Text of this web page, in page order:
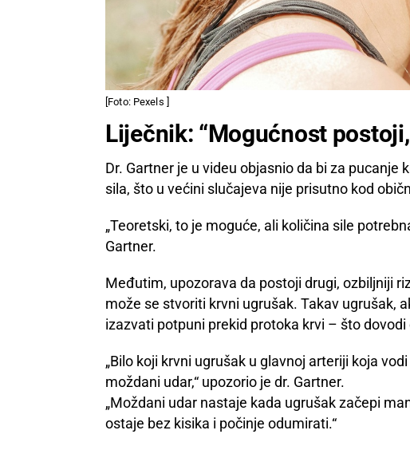
[Foto: Pexels ]
Liječnik: “Mogućnost
Dr. Gartner je u videu objasnio da bi za
sila, što u većini slučajeva nije prisutno kod
„Teoretski, to je moguće, ali količina sile
Gartner.
Međutim, upozorava da postoji drugi, ozbiljniji
može se stvoriti krvni ugrušak. Takav ugrušak,
izazvati potpuni prekid protoka krvi – što
„Bilo koji krvni ugrušak u glavnoj arteriji koja
moždani udar,“ upozorio je dr. Gartner.
„Moždani udar nastaje kada ugrušak začepi
ostaje bez kisika i počinje odumirati.“